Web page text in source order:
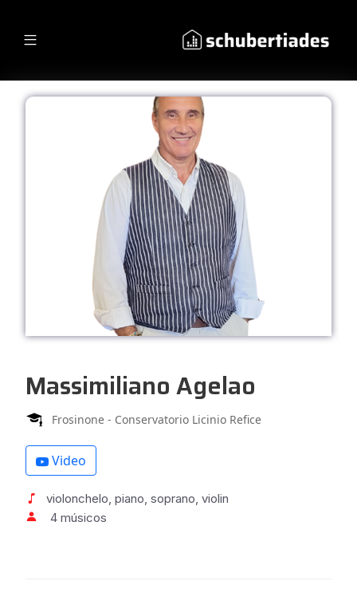
Massimiliano Agelao
Frosinone - Conservatorio Licinio Refice
Video
violonchelo, piano, soprano, violin
4 músicos